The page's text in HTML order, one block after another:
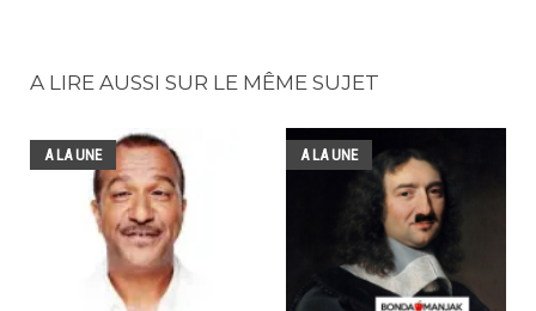
A LIRE AUSSI SUR LE MÊME SUJET
A LA UNE A LA UNE